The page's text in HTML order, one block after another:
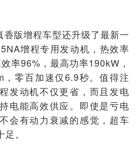
版增程车型还升级了最新一
增程专用发动机，热效率
率96%，最高功率190kW，
，零百加速仅6.9秒。值得注
发动机不仅更省，而且发电
电能高效供应。即使是亏电
会有动力衰减的感觉，超车
。